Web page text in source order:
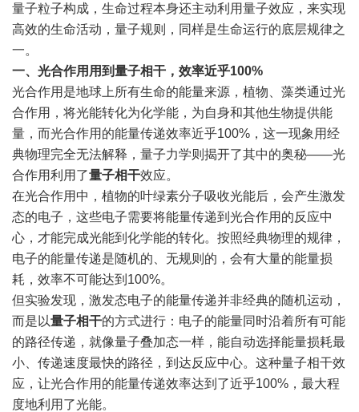
量子粒子构成，生命过程本身还主动利用量子效应，来实现
高效的生命活动，量子规则，同样是生命运行的底层规律之
一。
一、光合作用用到量子相干，效率近乎100%
光合作用是地球上所有生命的能量来源，植物、藻类通过光
合作用，将光能转化为化学能，为自身和其他生物提供能
量，而光合作用的能量传递效率近乎100%，这一现象用经
典物理完全无法解释，量子力学则揭开了其中的奥秘——光
合作用利用了量子相干效应。
在光合作用中，植物的叶绿素分子吸收光能后，会产生激发
态的电子，这些电子需要将能量传递到光合作用的反应中
心，才能完成光能到化学能的转化。按照经典物理的规律，
电子的能量传递是随机的、无规则的，会有大量的能量损
耗，效率不可能达到100%。
但实验发现，激发态电子的能量传递并非经典的随机运动，
而是以量子相干的方式进行：电子的能量同时沿着所有可能
的路径传递，就像量子叠加态一样，能自动选择能量损耗最
小、传递速度最快的路径，到达反应中心。这种量子相干效
应，让光合作用的能量传递效率达到了近乎100%，最大程
度地利用了光能。